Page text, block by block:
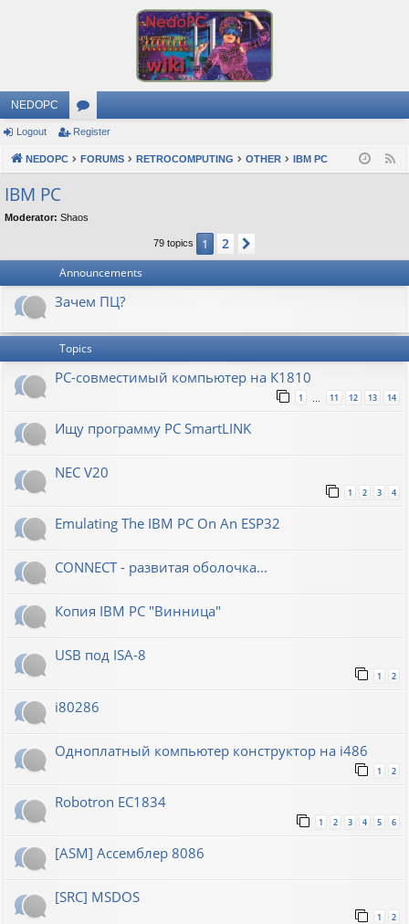
NEDOPC
or
u
s
Logout Register
NEDOPC FORUMS RETROCOMPUTING OTHER IBM PC
IBM PC
Moderator: Shaos
79 topics 1 2
Announcements
Зачем ПЦ?
Topics
PC-совместимый компьютер на К1810
1 … 11 12 13 14
Ищу программу PC SmartLINK
NEC V20
1 2 3 4
Emulating The IBM PC On An ESP32
CONNECT - развитая оболочка...
Копия IBM PC "Винница"
USB под ISA-8
1 2
i80286
Одноплатный компьютер конструктор на i486
1 2
Robotron EC1834
1 2 3 4 5 6
[ASM] Ассемблер 8086
[SRC] MSDOS
1 2